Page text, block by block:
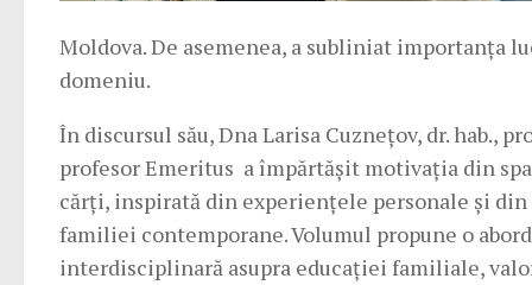
Moldova. De asemenea, a subliniat importanța
domeniu.
În discursul său, Dna Larisa Cuznețov, dr. hab.,
profesor Emeritus a împărtășit motivația din
cărți, inspirată din experiențele personale și
familiei contemporane. Volumul propune o
interdisciplinară asupra educației familiale,